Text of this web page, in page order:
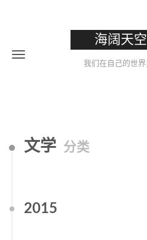
海阔天
我们在自己的世
文学 分类
2015